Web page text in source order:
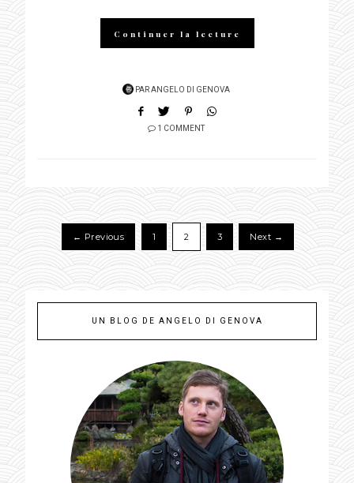
Continuer la lecture
PARANGELO DI GENOVA
1 COMMENT
← Previous 1 2 3 Next →
UN BLOG DE ANGELO DI GENOVA